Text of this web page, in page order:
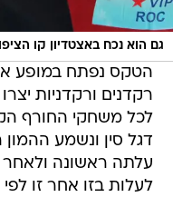
גם הוא נכח באצטדיון קו
הטקס נפתח במופע
רקדנים ורקדניות
לכל משחקי החורף
דגל סין ונשמע
עלתה ראשונה
לעלות בזו אחר זו